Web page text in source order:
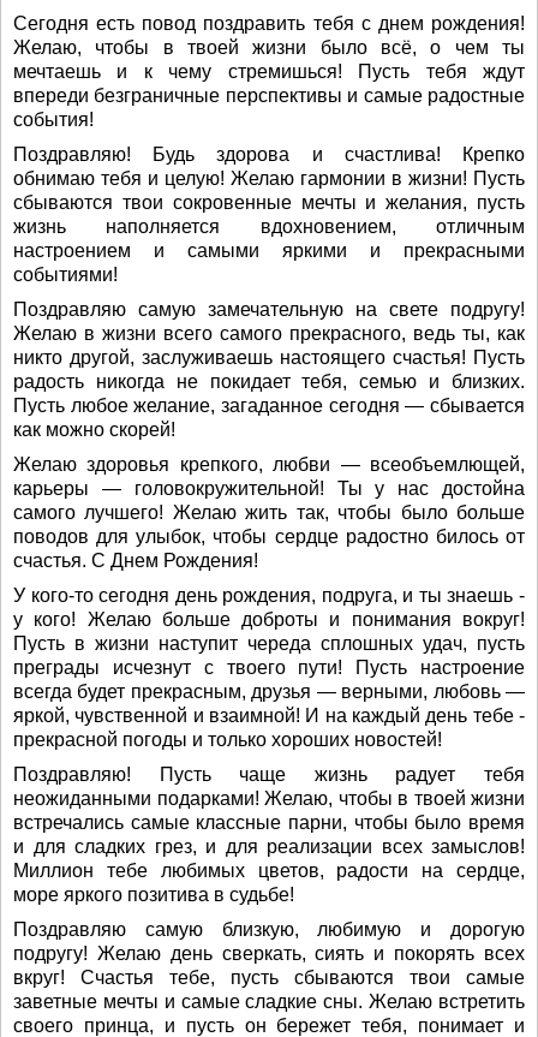
Сегодня есть повод поздравить тебя с днем рождения!
Желаю, чтобы в твоей жизни было всё, о чем ты
мечтаешь и к чему стремишься! Пусть тебя ждут
впереди безграничные перспективы и самые радостные
события!
Поздравляю! Будь здорова и счастлива! Крепко
обнимаю тебя и целую! Желаю гармонии в жизни! Пусть
сбываются твои сокровенные мечты и желания, пусть
жизнь наполняется вдохновением, отличным
настроением и самыми яркими и прекрасными
событиями!
Поздравляю самую замечательную на свете подругу!
Желаю в жизни всего самого прекрасного, ведь ты, как
никто другой, заслуживаешь настоящего счастья! Пусть
радость никогда не покидает тебя, семью и близких.
Пусть любое желание, загаданное сегодня — сбывается
как можно скорей!
Желаю здоровья крепкого, любви — всеобъемлющей,
карьеры — головокружительной! Ты у нас достойна
самого лучшего! Желаю жить так, чтобы было больше
поводов для улыбок, чтобы сердце радостно билось от
счастья. С Днем Рождения!
У кого-то сегодня день рождения, подруга, и ты знаешь -
у кого! Желаю больше доброты и понимания вокруг!
Пусть в жизни наступит череда сплошных удач, пусть
преграды исчезнут с твоего пути! Пусть настроение
всегда будет прекрасным, друзья — верными, любовь —
яркой, чувственной и взаимной! И на каждый день тебе -
прекрасной погоды и только хороших новостей!
Поздравляю! Пусть чаще жизнь радует тебя
неожиданными подарками! Желаю, чтобы в твоей жизни
встречались самые классные парни, чтобы было время
и для сладких грез, и для реализации всех замыслов!
Миллион тебе любимых цветов, радости на сердце,
море яркого позитива в судьбе!
Поздравляю самую близкую, любимую и дорогую
подругу! Желаю день сверкать, сиять и покорять всех
вкруг! Счастья тебе, пусть сбываются твои самые
заветные мечты и самые сладкие сны. Желаю встретить
своего принца, и пусть он бережет тебя, понимает и